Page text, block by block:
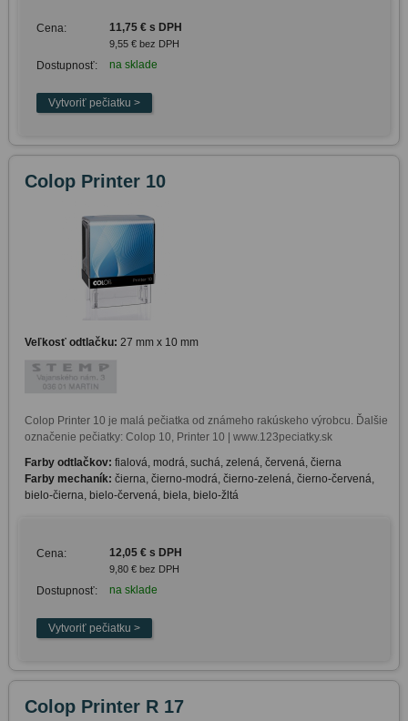
Cena: 11,75 € s DPH
9,55 € bez DPH
Dostupnosť: na sklade
Colop Printer 10
Veľkosť odtlačku: 27 mm x 10 mm
Colop Printer 10 je malá pečiatka od známeho rakúskeho výrobcu. Ďalšie
označenie pečiatky: Colop 10, Printer 10 | www.123peciatky.sk
Farby odtlačkov: fialová, modrá, suchá, zelená, červená, čierna
Farby mechaník: čierna, čierno-modrá, čierno-zelená, čierno-červená,
bielo-čierna, bielo-červená, biela, bielo-žltá
Cena: 12,05 € s DPH
9,80 € bez DPH
Dostupnosť: na sklade
Colop Printer R 17